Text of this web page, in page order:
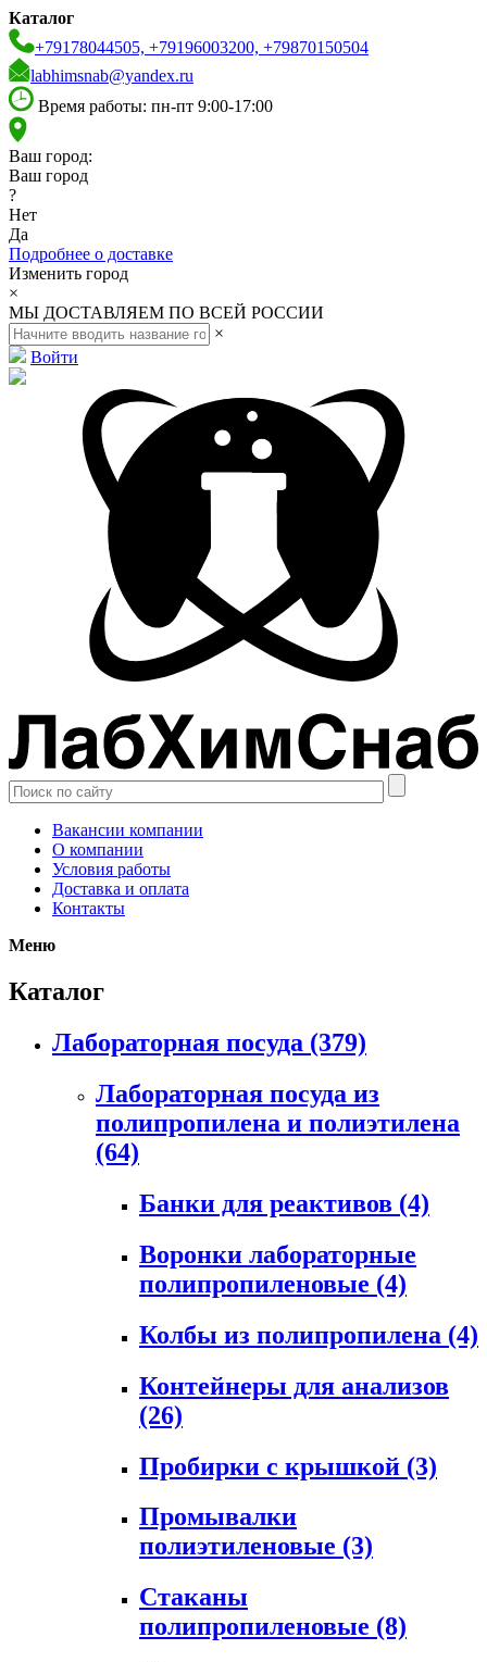
Каталог
+79178044505, +79196003200, +79870150504
labhimsnab@yandex.ru
Время работы: пн-пт 9:00-17:00
Ваш город:
Ваш город
?
Нет
Да
Подробнее о доставке
Изменить город
×
МЫ ДОСТАВЛЯЕМ ПО ВСЕЙ РОССИИ
×
Войти
Вакансии компании
О компании
Условия работы
Доставка и оплата
Контакты
Меню
Каталог
Лабораторная посуда (379)
Лабораторная посуда из
полипропилена и полиэтилена
(64)
Банки для реактивов (4)
Воронки лабораторные
полипропиленовые (4)
Колбы из полипропилена (4)
Контейнеры для анализов
(26)
Пробирки с крышкой (3)
Промывалки
полиэтиленовые (3)
Стаканы
полипропиленовые (8)